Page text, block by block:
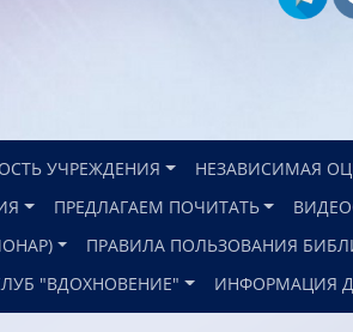
УЧРЕЖДЕНИЯ НЕЗАВИСИМАЯ
ПРЕДЛАГАЕМ ПОЧИТАТЬ
ПРАВИЛА ПОЛЬЗОВАНИЯ
"ВДОХНОВЕНИЕ" ИНФОРМАЦИЯ